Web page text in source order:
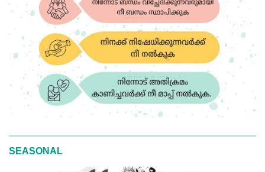
SEASONAL